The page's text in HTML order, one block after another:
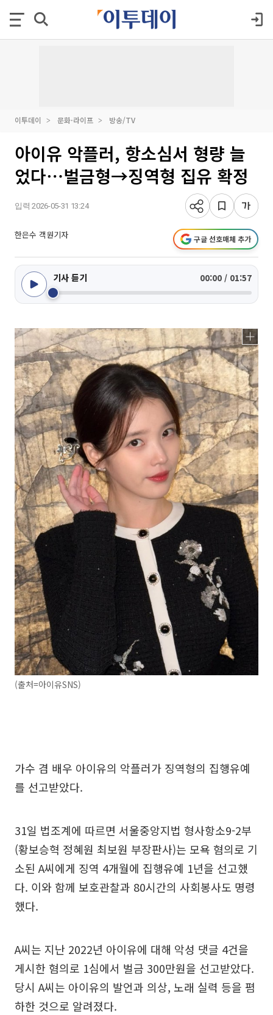
이투데이 문화·라이프 방송/TV
아이유 악플러, 항소심서 형량 늘
었다⋯벌금형→징역형 집유 확정
입력 2026-05-31 13:24
한은수 객원기자 구글 선호매체 추가
기사 듣기 00:00 / 01:57
(출처=아이유SNS)
가수 겸 배우 아이유의 악플러가 징역형의 집행유예
를 선고받았다.
31일 법조계에 따르면 서울중앙지법 형사항소9-2부
(황보승혁 정혜원 최보원 부장판사)는 모욕 혐의로 기
소된 A씨에게 징역 4개월에 집행유예 1년을 선고했
다. 이와 함께 보호관찰과 80시간의 사회봉사도 명령
했다.
A씨는 지난 2022년 아이유에 대해 악성 댓글 4건을
게시한 혐의로 1심에서 벌금 300만원을 선고받았다.
당시 A씨는 아이유의 발언과 의상, 노래 실력 등을 폄
하한 것으로 알려졌다.